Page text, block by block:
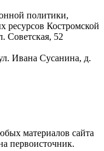
политики,
ресурсов Костромской
Советская, 52
Ивана Сусанина, д.
материалов сайта
первоисточник.